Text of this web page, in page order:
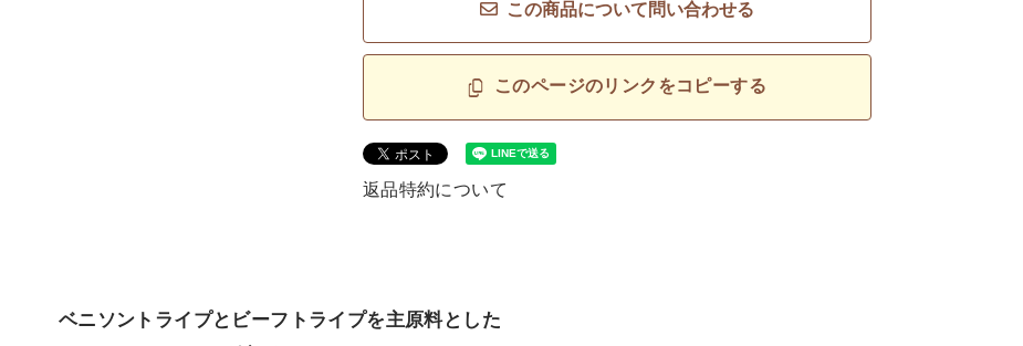
この商品について問い合わせる
このページのリンクをコピーする
返品特約について
ベニソントライプとビーフトライプを主原料とした